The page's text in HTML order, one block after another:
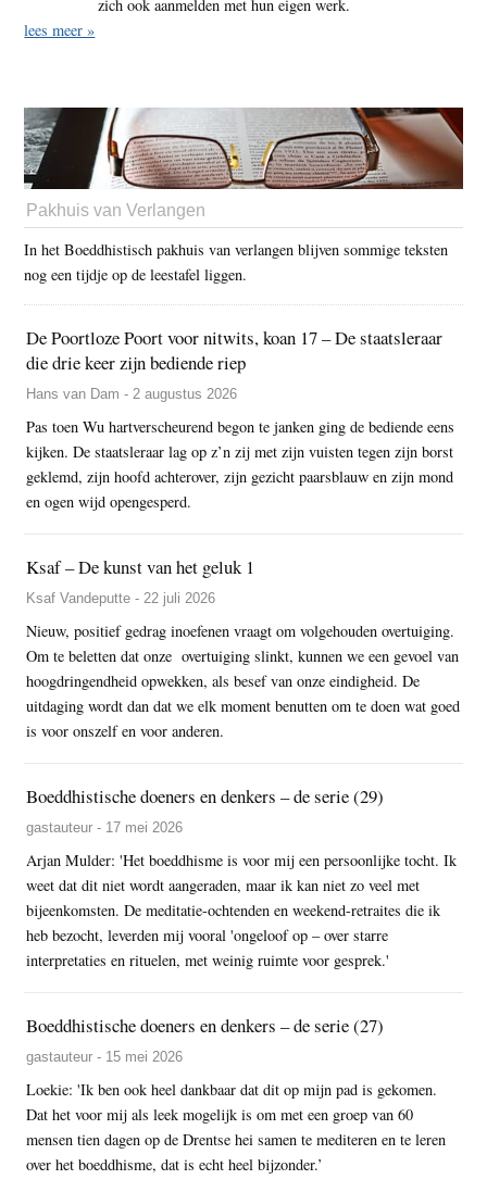
zich ook aanmelden met hun eigen werk.
lees meer »
Pakhuis van Verlangen
In het Boeddhistisch pakhuis van verlangen blijven sommige teksten
nog een tijdje op de leestafel liggen.
De Poortloze Poort voor nitwits, koan 17 – De staatsleraar
die drie keer zijn bediende riep
Hans van Dam - 2 augustus 2026
Pas toen Wu hartverscheurend begon te janken ging de bediende eens
kijken. De staatsleraar lag op z’n zij met zijn vuisten tegen zijn borst
geklemd, zijn hoofd achterover, zijn gezicht paarsblauw en zijn mond
en ogen wijd opengesperd.
Ksaf – De kunst van het geluk 1
Ksaf Vandeputte - 22 juli 2026
Nieuw, positief gedrag inoefenen vraagt om volgehouden overtuiging.
Om te beletten dat onze overtuiging slinkt, kunnen we een gevoel van
hoogdringendheid opwekken, als besef van onze eindigheid. De
uitdaging wordt dan dat we elk moment benutten om te doen wat goed
is voor onszelf en voor anderen.
Boeddhistische doeners en denkers – de serie (29)
gastauteur - 17 mei 2026
Arjan Mulder: 'Het boeddhisme is voor mij een persoonlijke tocht. Ik
weet dat dit niet wordt aangeraden, maar ik kan niet zo veel met
bijeenkomsten. De meditatie-ochtenden en weekend-retraites die ik
heb bezocht, leverden mij vooral 'ongeloof op – over starre
interpretaties en rituelen, met weinig ruimte voor gesprek.'
Boeddhistische doeners en denkers – de serie (27)
gastauteur - 15 mei 2026
Loekie: 'Ik ben ook heel dankbaar dat dit op mijn pad is gekomen.
Dat het voor mij als leek mogelijk is om met een groep van 60
mensen tien dagen op de Drentse hei samen te mediteren en te leren
over het boeddhisme, dat is echt heel bijzonder.’